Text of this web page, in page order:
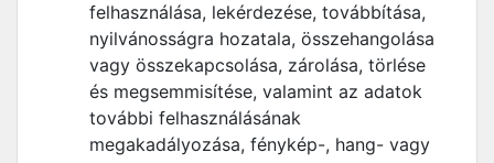
felhasználása, lekérdezése, továbbítása,
nyilvánosságra hozatala, összehangolása
vagy összekapcsolása, zárolása, törlése
és megsemmisítése, valamint az adatok
további felhasználásának
megakadályozása, fénykép-, hang- vagy